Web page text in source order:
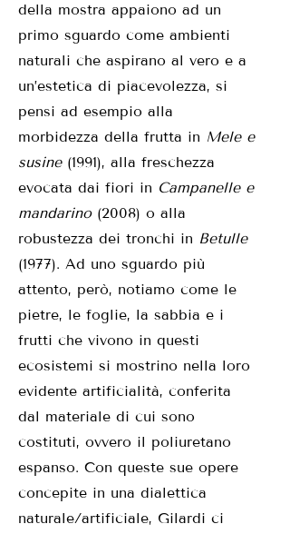
della mostra appaiono ad un
primo sguardo come ambienti
naturali che aspirano al vero e a
un’estetica di piacevolezza, si
pensi ad esempio alla
morbidezza della frutta in Mele e
susine(1991), alla freschezza
evocata dai fiori in Campanelle e
mandarino(2008) o alla
robustezza dei tronchi in Betulle
(1977). Ad uno sguardo più
attento, però, notiamo come le
pietre, le foglie, la sabbia e i
frutti che vivono in questi
ecosistemi si mostrino nella loro
evidente artificialità, conferita
dal materiale di cui sono
costituti, ovvero il poliuretano
espanso. Con queste sue opere
concepite in una dialettica
naturale/artificiale, Gilardi ci